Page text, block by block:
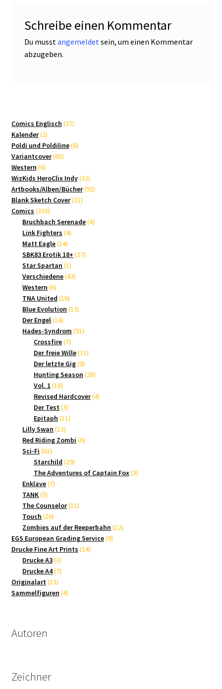
Schreibe einen Kommentar
Du musst angemeldet sein, um einen Kommentar
abzugeben.
Comics Englisch 3737
Kalender 22
Produkte
Poldi und Poldiline 66
Variantcover 6565
Western 66
Produkte
WizKids HeroClix Indy 3232
Produkte
Artbooks/Alben/Bücher 9292
Blank Sketch Cover 2121
Comics 330330
Produkte
Bruchbach Serenade 44
Link Fighters 44
Matt Eagle 1414
Produkte
SBK83 Erotik 18+ 2727
Star Spartan 11
Produkt
Verschiedene 4343
Western 66
Produkte
TNA United 1616
Produkte
Blue Evolution 1313
Der Engel 1414
Produkte
Hades-Syndrom 9191
Crossfire 77
Produkte
Der freie Wille 1111
Der letzte Gig 99
Produkte
Hunting Season 2828
Vol. 1 1818
Produkte
Revised Hardcover 44
Der Test 33
Produkte
Epitaph 1111
Lilly Swan 1313
Produkte
Red Riding Zombi 66
Sci-Fi 6161
Produkte
Starchild 2929
Produkte
The Adventures of Captain Fox 33
Enklave 77
TANK 55
Produkte
The Counselor 1111
Touch 2626
Produkte
Zombies auf der Reeperbahn 1212
EGS European Grading Service 99
Drucke Fine Art Prints 1414
Drucke A3 33
Produkte
Drucke A4 77
Originalart 1313
Produkte
Sammelfiguren 44
Autoren
Zeichner